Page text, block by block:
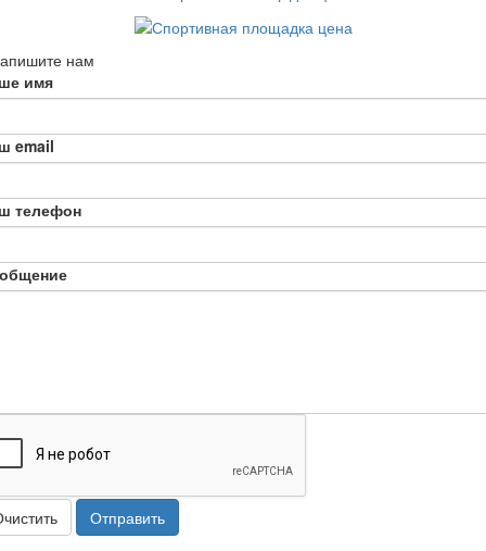
нам
имя
email
телефон
Отправить